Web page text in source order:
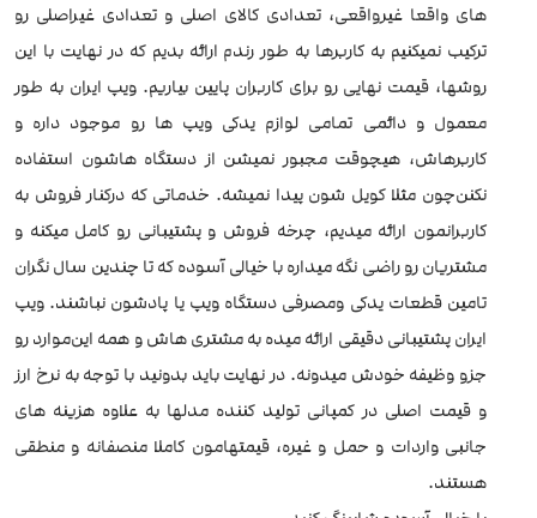
های واقعا غیرواقعی، تعدادی کالای اصلی و تعدادی غیراصلی رو
ترکیب نمیکنیم به کاربرها به طور رندم ارائه بدیم که در نهایت با این
روشها، قیمت نهایی رو برای کاربران پایین بیاریم. ویپ ایران به طور
معمول و دائمی تمامی لوازم یدکی ویپ ها رو موجود داره و
‌کاربرهاش، هیچوقت مجبور نمیشن از دستگاه هاشون استفاده
نکنن‌چون مثلا کویل شون پیدا نمیشه. خدماتی که در‌کنار فروش به
کاربرانمون ارائه میدیم، چرخه فروش و پشتیبانی رو کامل میکنه و
مشتریان رو راضی نگه میداره با خیالی آسوده که تا چندین سال نگران
تامین قطعات یدکی و‌مصرفی دستگاه ویپ یا پادشون نباشند. ویپ
ایران پشتیبانی دقیقی ارائه میده به مشتری هاش و همه این‌موارد رو
جزو وظیفه خودش میدونه. در نهایت باید بدونید با توجه به نرخ ارز
و قیمت اصلی در کمپانی تولید کننده مدلها به علاوه هزینه های
جانبی واردات و حمل و غیره، قیمتهامون کاملا منصفانه و منطقی
هستند.